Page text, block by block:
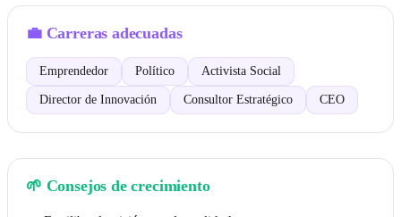
💼 Carreras adecuadas
Emprendedor Político Activista Social
Director de Innovación Consultor Estratégico CEO
🌱 Consejos de crecimiento